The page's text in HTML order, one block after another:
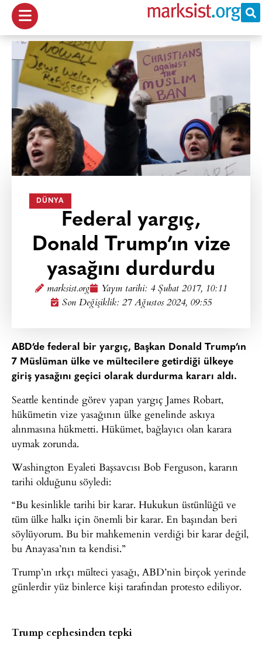
DÜNYA
Federal yargıç,
Donald Trump’ın vize
yasağını durdurdu
marksist.org Yayın tarihi: 4 Şubat 2017, 10:11
Son Değişiklik: 27 Ağustos 2024, 09:55
ABD’de federal bir yargıç, Başkan Donald Trump’ın
7 Müslüman ülke ve mültecilere getirdiği ülkeye
giriş yasağını geçici olarak durdurma kararı aldı.
Seattle kentinde görev yapan yargıç James Robart,
hükümetin vize yasağının ülke genelinde askıya
alınmasına hükmetti. Hükümet, bağlayıcı olan karara
uymak zorunda.
Washington Eyaleti Başsavcısı Bob Ferguson, kararın
tarihi olduğunu söyledi:
“Bu kesinlikle tarihi bir karar. Hukukun üstünlüğü ve
tüm ülke halkı için önemli bir karar. En başından beri
söylüyorum. Bu bir mahkemenin verdiği bir karar değil,
bu Anayasa’nın ta kendisi.”
Trump’ın ırkçı mülteci yasağı, ABD’nin birçok yerinde
günlerdir yüz binlerce kişi tarafından protesto ediliyor.
Trump cephesinden tepki